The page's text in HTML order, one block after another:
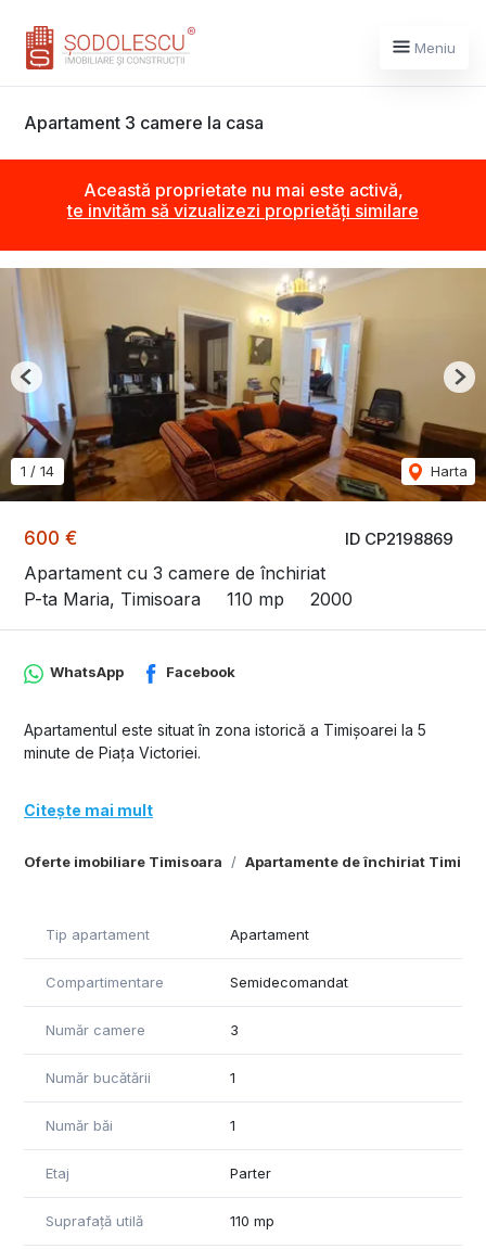
Meniu
Apartament 3 camere la casa
Această proprietate nu mai este activă,
te invităm să vizualizezi proprietăți similare
ID CP2198869
600 €
Apartament cu 3 camere de închiriat
P-ta Maria, Timisoara
110 mp 2000
1 / 14 Harta
Previous
Oferte imobiliare Timisoara Apartamente de închiriat
WhatsApp Facebook
Apartamentul este situat în zona istorică a Timișoarei la 5
minute de Piața Victoriei.
Citește mai mult
Tip apartament Apartament
Compartimentare Semidecomandat
Număr camere 3
Număr bucătării 1
Număr băi 1
Etaj Parter
Suprafață utilă 110 mp